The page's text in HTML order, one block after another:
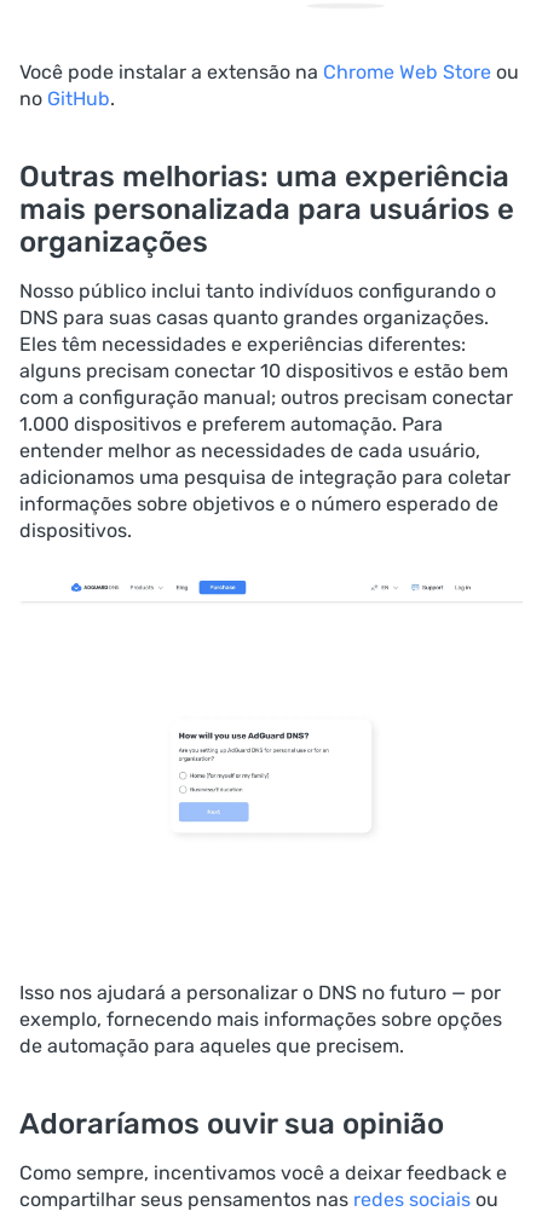
Você pode instalar a extensão na Chrome Web Store ou
no GitHub.
Outras melhorias: uma experiência
mais personalizada para usuários e
organizações
Nosso público inclui tanto indivíduos configurando o
DNS para suas casas quanto grandes organizações.
Eles têm necessidades e experiências diferentes:
alguns precisam conectar 10 dispositivos e estão bem
com a configuração manual; outros precisam conectar
1.000 dispositivos e preferem automação. Para
entender melhor as necessidades de cada usuário,
adicionamos uma pesquisa de integração para coletar
informações sobre objetivos e o número esperado de
dispositivos.
Isso nos ajudará a personalizar o DNS no futuro — por
exemplo, fornecendo mais informações sobre opções
de automação para aqueles que precisem.
Adoraríamos ouvir sua opinião
Como sempre, incentivamos você a deixar feedback e
compartilhar seus pensamentos nas redes sociais ou